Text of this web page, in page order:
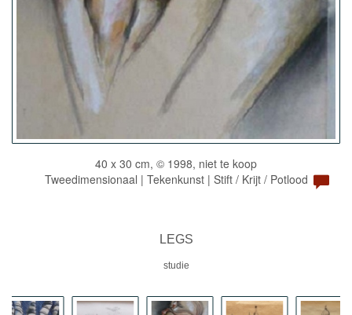
40 x 30 cm, © 1998, niet te koop
Tweedimensionaal | Tekenkunst | Stift / Krijt / Potlood
LEGS
studie